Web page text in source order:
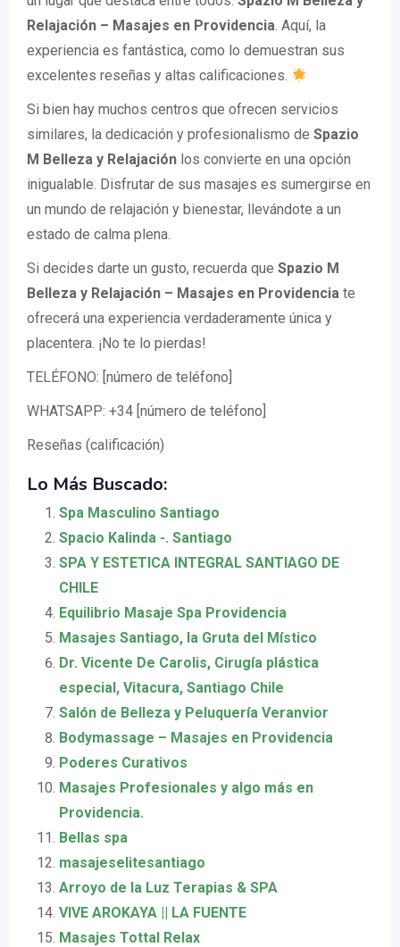
Relajación – Masajes en Providencia. Aquí, la
experiencia es fantástica, como lo demuestran sus
excelentes reseñas y altas calificaciones.
Si bien hay muchos centros que ofrecen servicios
similares, la dedicación y profesionalismo de Spazio
M Belleza y Relajación los convierte en una opción
inigualable. Disfrutar de sus masajes es sumergirse en
un mundo de relajación y bienestar, llevándote a un
estado de calma plena.
Si decides darte un gusto, recuerda que Spazio M
Belleza y Relajación – Masajes en Providencia te
ofrecerá una experiencia verdaderamente única y
placentera. ¡No te lo pierdas!
TELÉFONO: [número de teléfono]
WHATSAPP: +34 [número de teléfono]
Reseñas (calificación)
Lo Más Buscado:
Spa Masculino Santiago
Spacio Kalinda -. Santiago
SPA Y ESTETICA INTEGRAL SANTIAGO DE
CHILE
Equilibrio Masaje Spa Providencia
Masajes Santiago, la Gruta del Místico
Dr. Vicente De Carolis, Cirugía plástica
especial, Vitacura, Santiago Chile
Salón de Belleza y Peluquería Veranvior
Bodymassage – Masajes en Providencia
Poderes Curativos
Masajes Profesionales y algo más en
Providencia.
Bellas spa
masajeselitesantiago
Arroyo de la Luz Terapias & SPA
VIVE AROKAYA || LA FUENTE
Masajes Tottal Relax